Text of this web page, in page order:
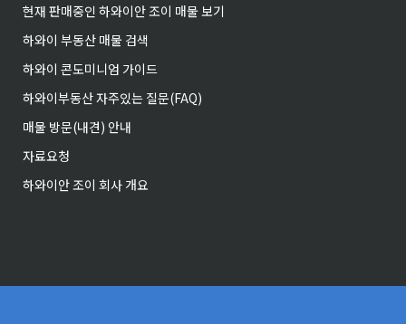
현재 판매중인 하와이안 조이 매물 보기
하와이 부동산 매물 검색
하와이 콘도미니엄 가이드
하와이부동산 자주있는 질문(FAQ)
매물 방문(내견) 안내
자료요청
하와이안 조이 회사 개요